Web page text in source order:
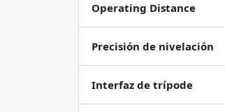
Operating Distance
Precisión de nivelación
Interfaz de trípode